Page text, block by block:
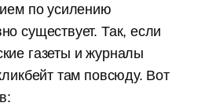
по усилению
существует. Так, если
газеты и журналы
там повсюду. Вот